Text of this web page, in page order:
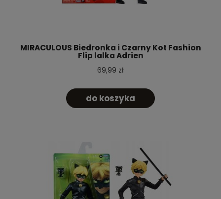
MIRACULOUS Biedronka i Czarny Kot Fashion
Flip lalka Adrien
69,99 zł
do koszyka